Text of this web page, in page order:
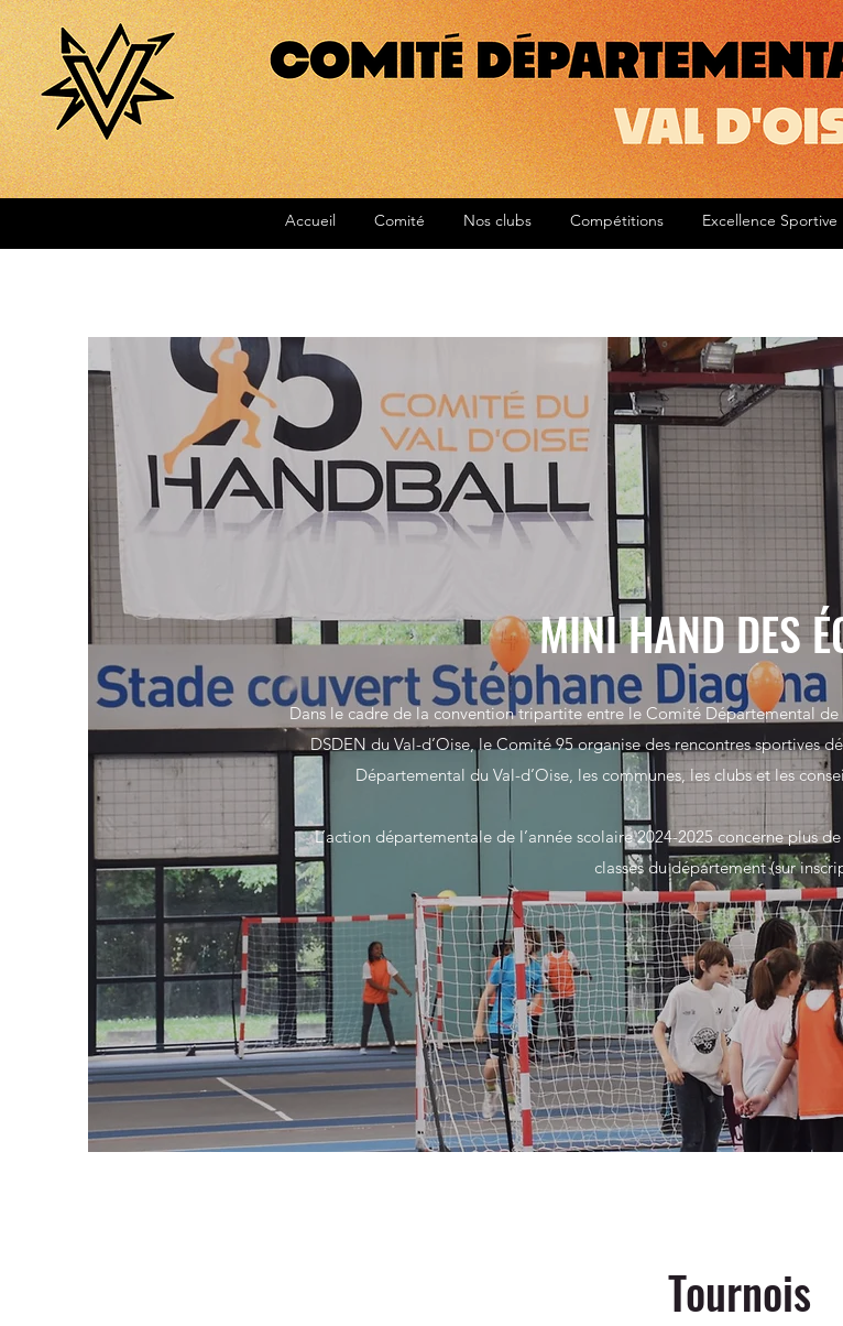
Accueil Comité Nos clubs Compétitions Excellence Sportive
MINI HAND DES
Dans le cadre de la convention tripartite entre le Comité Départemental de
DSDEN du Val-d’Oise, le Comité 95 organise des rencontres sportives
Départemental du Val-d’Oise, les communes, les clubs et les
L’action départementale de l’année scolaire 2024-2025 concerne plus
classes du département (sur
Tournois